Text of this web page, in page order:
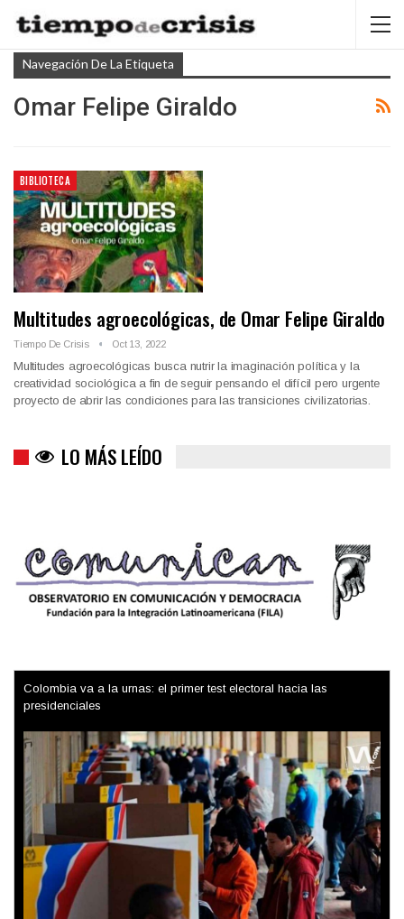
Navegación De La Etiqueta
Omar Felipe Giraldo
BIBLIOTECA
Multitudes agroecológicas, de Omar Felipe Giraldo
Tiempo De Crisis Oct 13, 2022
Multitudes agroecológicas busca nutrir la imaginación política y la
creatividad sociológica a fin de seguir pensando el difícil pero urgente
proyecto de abrir las condiciones para las transiciones civilizatorias.
LO MÁS LEÍDO
Colombia va a la urnas: el primer test electoral hacia las
presidenciales